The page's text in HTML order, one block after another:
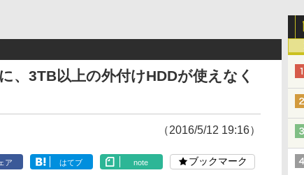
、3TB以上の外付けHDDが使えなく
（2016/5/12 19:16）
ア はてブ note ブックマーク